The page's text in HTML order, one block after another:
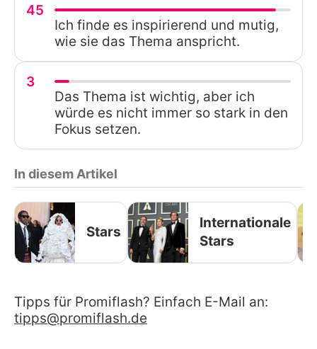
45
Ich finde es inspirierend und mutig,
wie sie das Thema anspricht.
3
Das Thema ist wichtig, aber ich
würde es nicht immer so stark in den
Fokus setzen.
In diesem Artikel
Stars
Internationale
Stars
Tipps für Promiflash? Einfach E-Mail an:
tipps@promiflash.de